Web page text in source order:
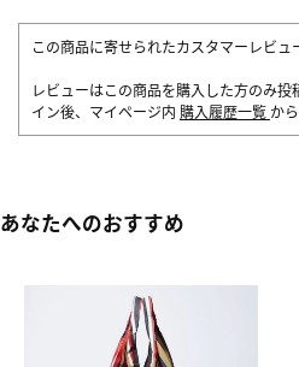
この商品に寄せられたカスタマーレビュ
レビューはこの商品を購入した方のみ
イン後、マイページ内 購入履歴一覧 か
あなたへのおすすめ